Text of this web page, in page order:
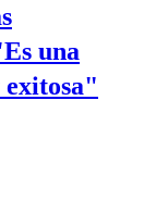
una